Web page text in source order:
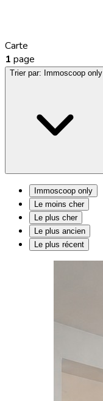
Carte
1 page
Trier par: Immoscoop only
Immoscoop only
Le moins cher
Le plus cher
Le plus ancien
Le plus récent